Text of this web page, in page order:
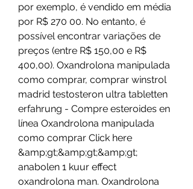
por exemplo, é vendido em média
por R$ 270 00. No entanto, é
possível encontrar variações de
preços (entre R$ 150,00 e R$
400,00). Oxandrolona manipulada
como comprar, comprar winstrol
madrid testosteron ultra tabletten
erfahrung - Compre esteroides en
línea Oxandrolona manipulada
como comprar Click here
&amp;gt;&amp;gt;&amp;gt;
anabolen 1 kuur effect
oxandrolona man. Oxandrolona